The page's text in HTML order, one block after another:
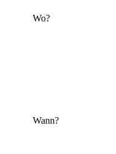
Wo?
Wann?